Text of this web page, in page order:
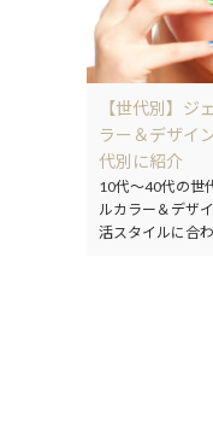
【世代別】ジ
ラー＆デザイ
代別に紹介
10代〜40代の世
ルカラー＆デザ
活スタイルに合